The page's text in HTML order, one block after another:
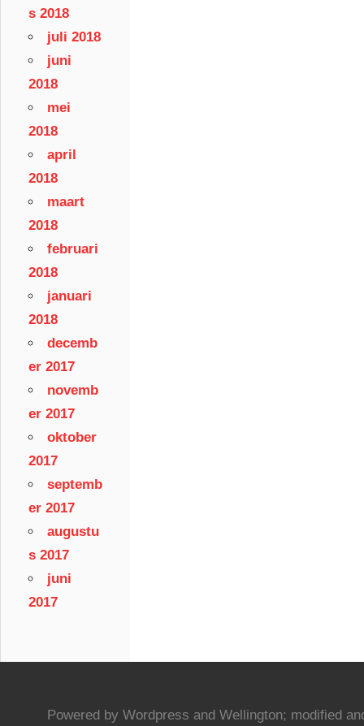
s 2018
juli 2018
juni
2018
mei
2018
april
2018
maart
2018
februari
2018
januari
2018
decemb
er 2017
novemb
er 2017
oktober
2017
septemb
er 2017
augustu
s 2017
juni
2017
Powered by Wordpress and Wellington; modified